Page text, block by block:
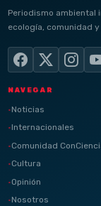
Periodismo ambiental
ecología, comunidad
NAVEGAR
Noticias
Internacionales
Comunidad
Cultura
Opinión
Nosotros